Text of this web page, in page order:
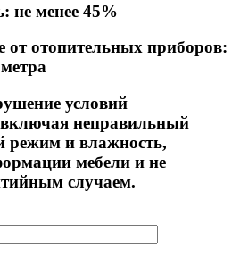
не менее 45%
от отопительных приборов:
условий
неправильный
режим и влажность,
мебели и не
случаем.